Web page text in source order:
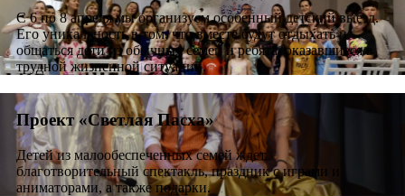
С 6 по 8 апреля мы организуем особенный детский выезд.
Его уникальность в том, что вместе будут отдыхать и
общаться дети из обычных семей и ребята, оказавшиеся в
трудной жизненной ситуации.
Проект «Светлая Пасха»
Детей из малообеспеченных семей ждет
благотворительный спектакль, праздник с играми и
аниматорами, а также подарки.